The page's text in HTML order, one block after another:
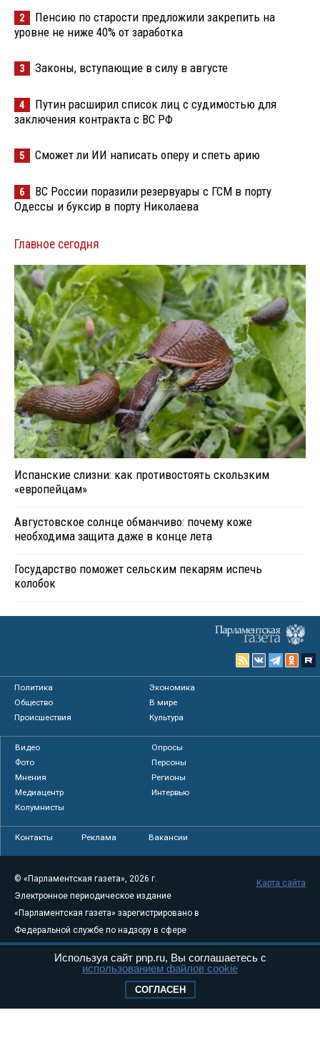
2
Пенсию по старости предложили закрепить на
уровне не ниже 40% от заработка
3 Законы, вступающие в силу в августе
4
Путин расширил список лиц с судимостью для
заключения контракта с ВС РФ
5 Сможет ли ИИ написать оперу и спеть арию
6
ВС России поразили резервуары с ГСМ в порту
Одессы и буксир в порту Николаева
Главное сегодня
Испанские слизни: как противостоять скользким
«европейцам»
Августовское солнце обманчиво: почему коже
необходима защита даже в конце лета
Государство поможет сельским пекарям испечь
колобок
Политика
Экономика
Общество
В мире
Происшествия
Культура
Видео
Опросы
Фото
Персоны
Мнения
Регионы
Медиацентр
Интервью
Колумнисты
Контакты Реклама Вакансии
© «Парламентская газета», 2026 г.
Электронное периодическое издание
«Парламентская газета» зарегистрировано в
Федеральной службе по надзору в сфере
связи, информационных технологий и
массовых коммуникаций (Роскомнадзор) 05
Свидетельство о регистрации Эл № ФС77-
Карта сайта
Используя сайт pnp.ru, Вы соглашаетесь с
использованием файлов cookie
СОГЛАСЕН